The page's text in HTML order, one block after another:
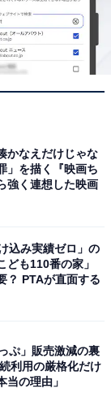
およびAll
ピクサー声優ラ
を抑えた1位
かなえだけじゃな
」を描く『映画ち
強く連想した映画
込み実績ゼロ」の
も110番の家」
？ PTAが直面する
ぷ」販売激減の裏
利用の厳格化だけ
当の理由」